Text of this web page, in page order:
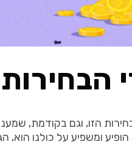
הזו, וגם בקודמת,
הופיע ומשפיע על כולנו הוא,